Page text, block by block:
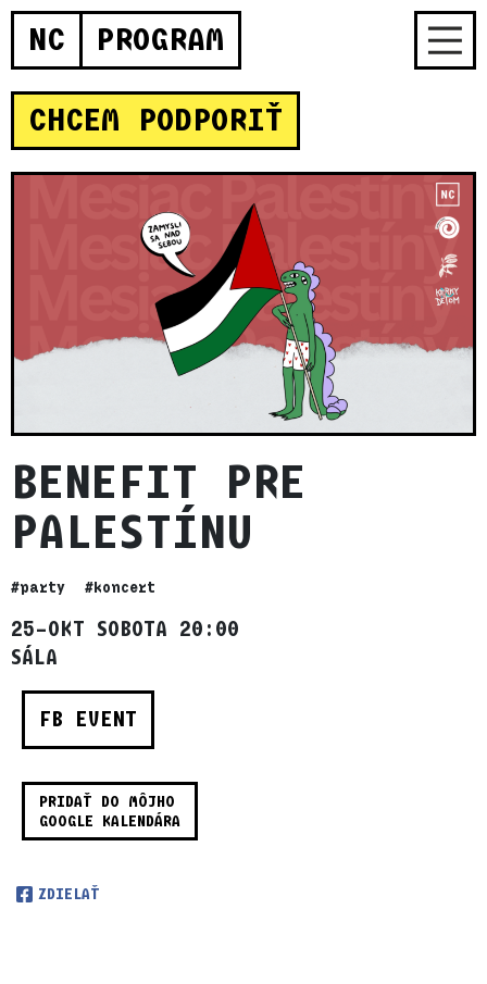
NC PROGRAM
CHCEM PODPORIŤ
BENEFIT PRE
PALESTÍNU
#party #koncert
25–OKT SOBOTA 20:00
SÁLA
FB EVENT
PRIDAŤ DO MÔJHO
GOOGLE KALENDÁRA
ZDIELAŤ